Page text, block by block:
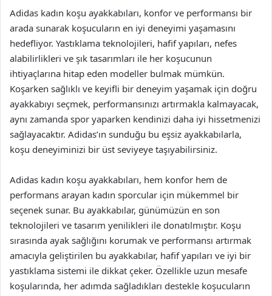
Adidas kadın koşu ayakkabıları, konfor ve performansı bir
arada sunarak koşucuların en iyi deneyimi yaşamasını
hedefliyor. Yastıklama teknolojileri, hafif yapıları, nefes
alabilirlikleri ve şık tasarımları ile her koşucunun
ihtiyaçlarına hitap eden modeller bulmak mümkün.
Koşarken sağlıklı ve keyifli bir deneyim yaşamak için doğru
ayakkabıyı seçmek, performansınızı artırmakla kalmayacak,
aynı zamanda spor yaparken kendinizi daha iyi hissetmenizi
sağlayacaktır. Adidas’ın sunduğu bu eşsiz ayakkabılarla,
koşu deneyiminizi bir üst seviyeye taşıyabilirsiniz.
Adidas kadın koşu ayakkabıları, hem konfor hem de
performans arayan kadın sporcular için mükemmel bir
seçenek sunar. Bu ayakkabılar, günümüzün en son
teknolojileri ve tasarım yenilikleri ile donatılmıştır. Koşu
sırasında ayak sağlığını korumak ve performansı artırmak
amacıyla geliştirilen bu ayakkabılar, hafif yapıları ve iyi bir
yastıklama sistemi ile dikkat çeker. Özellikle uzun mesafe
koşularında, her adımda sağladıkları destekle koşucuların